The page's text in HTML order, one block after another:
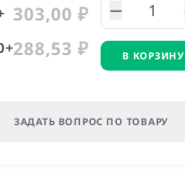
303,00 ₽
+288,53 ₽ В КОРЗИНУ
ЗАДАТЬ ВОПРОС ПО ТОВАРУ